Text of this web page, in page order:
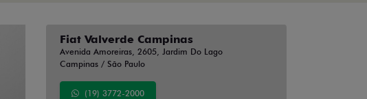
Fiat Valverde Campinas
Avenida Amoreiras, 2605, Jardim Do Lago
Campinas / São Paulo
(19) 3772-2000